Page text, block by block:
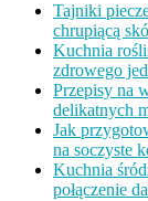
Tajniki
chrupiącą
Kuchnia
zdrowego
Przepisy na
delikatnych
Jak
na soczyste
Kuchnia
połączenie